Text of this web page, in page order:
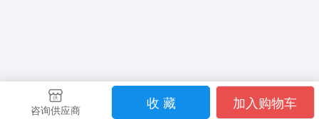
咨询供应商 收 藏 加入购物车